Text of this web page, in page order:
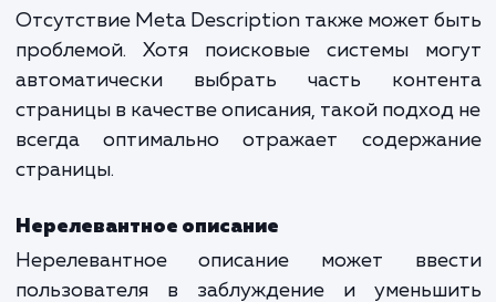
Google Search Console. Они позволяют
какие описания привлекают больше
как можно их улучшить.
Ошибки и распространенные
проблемы при работе с Meta
Description
Дублирование описаний